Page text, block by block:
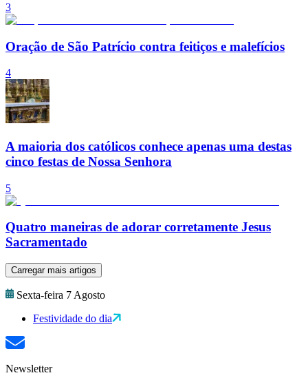
3
Oração de São Patrício contra feitiços e malefícios
4
A maioria dos católicos conhece apenas uma destas
cinco festas de Nossa Senhora
5
Quatro maneiras de adorar corretamente Jesus
Sacramentado
Carregar mais artigos
Sexta-feira 7 Agosto
Festividade do dia
Newsletter